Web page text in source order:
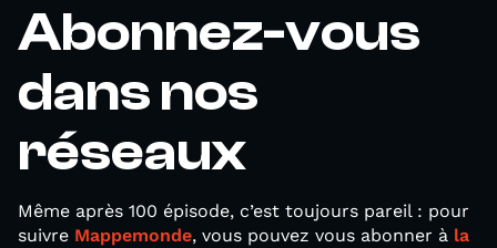
Abonnez-vous
dans nos
réseaux
Même après 100 épisode, c’est toujours pareil : pour
suivre Mappemonde, vous pouvez vous abonner à la